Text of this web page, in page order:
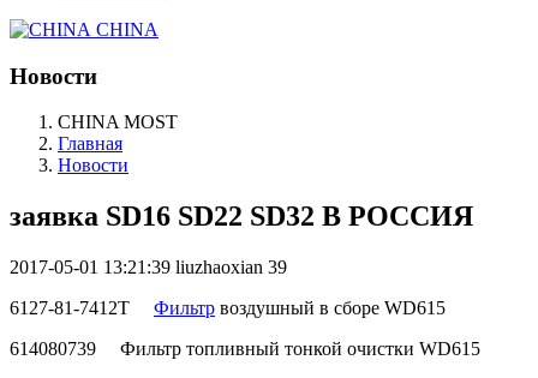
CHINA
Новости
CHINA MOST
Главная
Новости
заявка SD16 SD22 SD32 В РОССИЯ
2017-05-01 13:21:39 liuzhaoxian 39
6127-81-7412Т Фильтр воздушный в сборе WD615
614080739 Фильтр топливный тонкой очистки WD615